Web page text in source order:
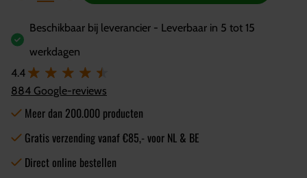
Beschikbaar bij leverancier - Leverbaar in 5 tot 15
werkdagen
4.4
884 Google-reviews
Meer dan 200.000 producten
Gratis verzending vanaf €85,- voor NL & BE
Direct online bestellen